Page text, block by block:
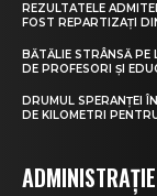
REZULTATELE
FOST REPARTIZAȚI
BĂTĂLIE STRÂNSĂ PE
DE PROFESORI ȘI
DRUMUL SPERANȚEI
DE KILOMETRI
ADMINISTRAȚIE